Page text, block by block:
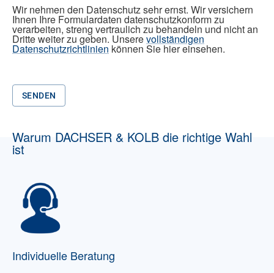
Wir nehmen den Datenschutz sehr ernst. Wir versichern
Ihnen Ihre Formulardaten datenschutzkonform zu
verarbeiten, streng vertraulich zu behandeln und nicht an
Dritte weiter zu geben. Unserevollständigen
Datenschutzrichtlinien können Sie hier einsehen.
SENDEN
Warum DACHSER & KOLB die richtige Wahl
ist
Individuelle Beratung